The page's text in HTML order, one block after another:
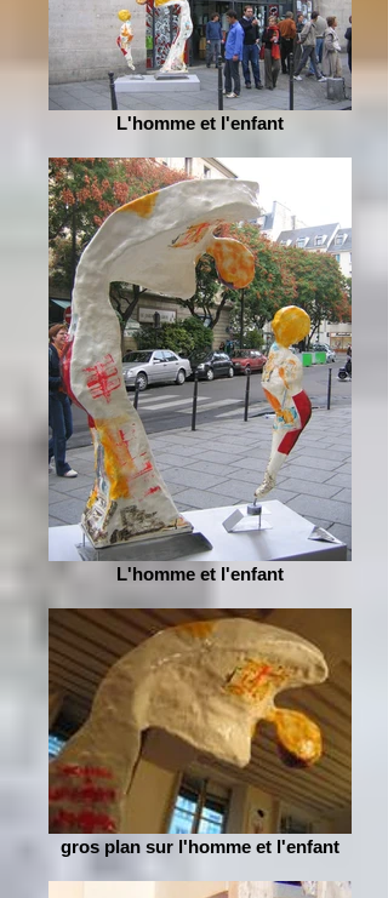
L'homme et l'enfant
L'homme et l'enfant
gros plan sur l'homme et l'enfant